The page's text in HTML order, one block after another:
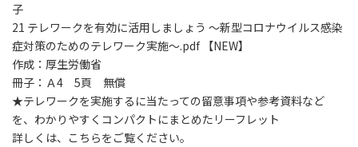
子
21 テレワークを有効に活用しましょう ～新型コロナウイルス感染
症対策のためのテレワーク実施～.pdf 【NEW】
作成：厚生労働省
冊子：Ａ4 5頁 無償
★テレワークを実施するに当たっての留意事項や参考資料など
を、わかりやすくコンパクトにまとめたリーフレット
詳しくは、こちらをご覧ください。